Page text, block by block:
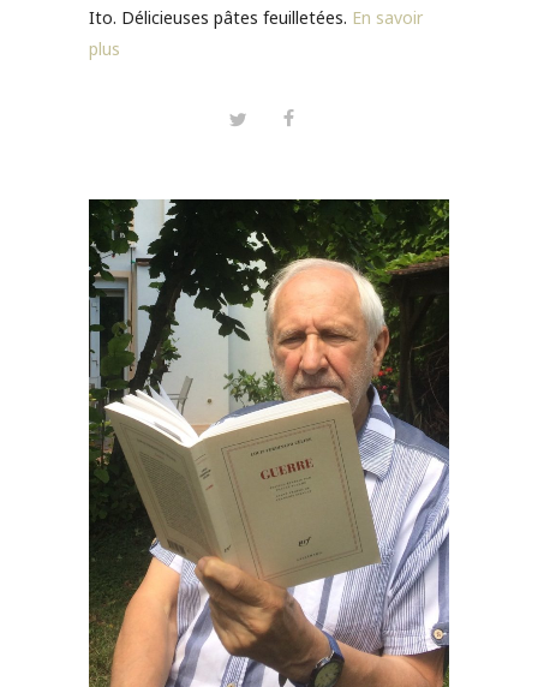
Ito. Délicieuses pâtes feuilletées. En savoir
plus